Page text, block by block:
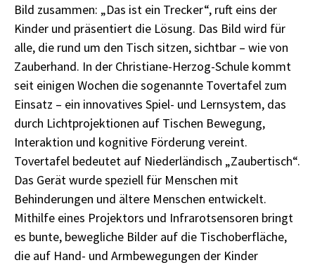
Bild zusammen: „Das ist ein Trecker“, ruft eins der
Kinder und präsentiert die Lösung. Das Bild wird für
alle, die rund um den Tisch sitzen, sichtbar – wie von
Zauberhand. In der Christiane-Herzog-Schule kommt
seit einigen Wochen die sogenannte Tovertafel zum
Einsatz – ein innovatives Spiel- und Lernsystem, das
durch Lichtprojektionen auf Tischen Bewegung,
Interaktion und kognitive Förderung vereint.
Tovertafel bedeutet auf Niederländisch „Zaubertisch“.
Das Gerät wurde speziell für Menschen mit
Behinderungen und ältere Menschen entwickelt.
Mithilfe eines Projektors und Infrarotsensoren bringt
es bunte, bewegliche Bilder auf die Tischoberfläche,
die auf Hand- und Armbewegungen der Kinder